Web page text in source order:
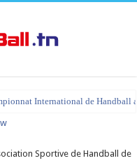
International de Handball
Sportive de Handball de